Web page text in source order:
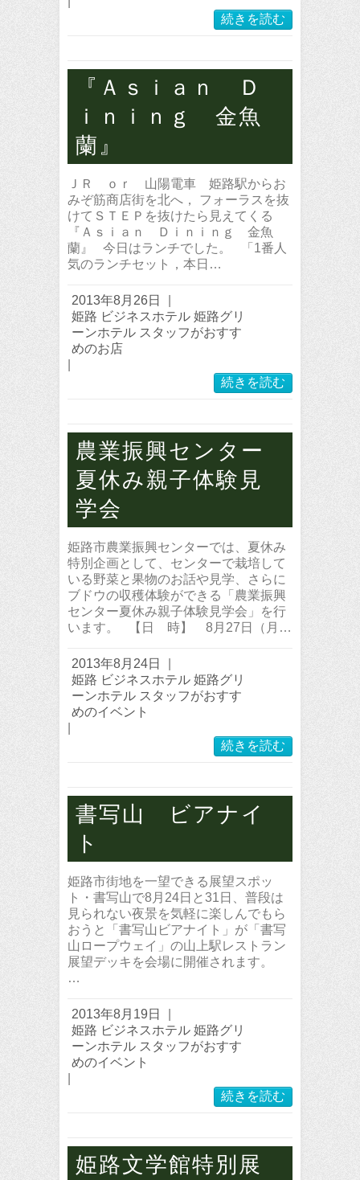
続きを読む
『Ａｓｉａｎ Ｄ
ｉｎｉｎｇ 金魚
蘭』
ＪＲ ｏｒ 山陽電車 姫路駅からお
みぞ筋商店街を北へ， フォーラスを抜
けてＳＴＥＰを抜けたら見えてくる
『Ａｓｉａｎ Ｄｉｎｉｎｇ 金魚
蘭』 今日はランチでした。 「1番人
気のランチセット，本日…
2013年8月26日
姫路 ビジネスホテル 姫路グリ
ーンホテル スタッフがおすす
めのお店
続きを読む
農業振興センター
夏休み親子体験見
学会
姫路市農業振興センターでは、夏休み
特別企画として、センターで栽培して
いる野菜と果物のお話や見学、さらに
ブドウの収穫体験ができる「農業振興
センター夏休み親子体験見学会」を行
います。 【日 時】 8月27日（月…
2013年8月24日
姫路 ビジネスホテル 姫路グリ
ーンホテル スタッフがおすす
めのイベント
続きを読む
書写山 ビアナイ
ト
姫路市街地を一望できる展望スポッ
ト・書写山で8月24日と31日、普段は
見られない夜景を気軽に楽しんでもら
おうと「書写山ビアナイト」が「書写
山ロープウェイ」の山上駅レストラン
展望デッキを会場に開催されます。
…
2013年8月19日
姫路 ビジネスホテル 姫路グリ
ーンホテル スタッフがおすす
めのイベント
続きを読む
姫路文学館特別展